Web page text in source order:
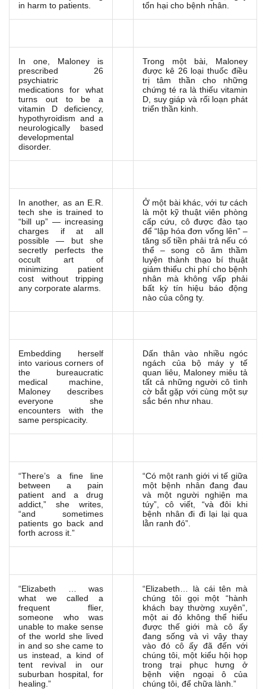
in harm to patients.
tổn hại cho bệnh nhân.
In one, Maloney is
prescribed 26
psychiatric
medications for what
turns out to be a
vitamin D deficiency,
hypothyroidism and a
neurologically based
developmental
disorder.
Trong một bài, Maloney
được kê 26 loại thuốc điều
trị tâm thần cho những
chứng té ra là thiếu vitamin
D, suy giáp và rối loạn phát
triển thần kinh.
In another, as an E.R.
tech she is trained to
“bill up” — increasing
charges if at all
possible — but she
secretly perfects the
occult art of
minimizing patient
cost without tripping
any corporate alarms.
Ở một bài khác, với tư cách
là một kỹ thuật viên phòng
cấp cứu, cô được đào tạo
để “lập hóa đơn vống lên” –
tăng số tiền phải trả nếu có
thể – song cô âm thầm
luyện thành thạo bí thuật
giảm thiểu chi phí cho bệnh
nhân mà không vấp phải
bất kỳ tín hiệu báo động
nào của công ty.
Embedding herself
into various corners of
the bureaucratic
medical machine,
Maloney describes
everyone she
encounters with the
same perspicacity.
Dấn thân vào nhiều ngóc
ngách của bộ máy y tế
quan liêu, Maloney miêu tả
tất cả những người cô tình
cờ bắt gặp với cùng một sự
sắc bén như nhau.
“There’s a fine line
between a pain
patient and a drug
addict,” she writes,
“and sometimes
patients go back and
forth across it.”
“Có một ranh giới vi tế giữa
một bệnh nhân đang đau
và một người nghiện ma
túy”, cô viết, “và đôi khi
bệnh nhân đi đi lại lại qua
lằn ranh đó”.
“Elizabeth … was
what we called a
frequent flier,
someone who was
unable to make sense
of the world she lived
in and so she came to
us instead, a kind of
tent revival in our
suburban hospital, for
healing.”
“Elizabeth… là cái tên mà
chúng tôi gọi một “hành
khách bay thường xuyên”,
một ai đó không thể hiểu
được thế giới mà cô ấy
đang sống và vì vậy thay
vào đó cô ấy đã đến với
chúng tôi, một kiểu hội họp
trong trại phục hưng ở
bệnh viện ngoại ô của
chúng tôi, để chữa lành.”